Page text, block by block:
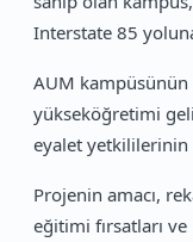
Interstate 85
AUM
yükseköğretimi
eyalet yetkililerinin
Projenin amacı,
eğitimi fırsatları